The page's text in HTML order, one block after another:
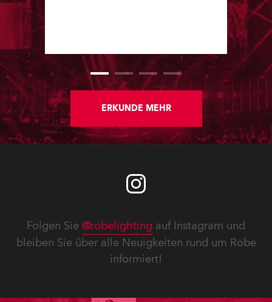
ERKUNDE MEHR
Folgen Sie @robelighting auf Instagram und
bleiben Sie über alle Neuigkeiten rund um Robe
informiert!